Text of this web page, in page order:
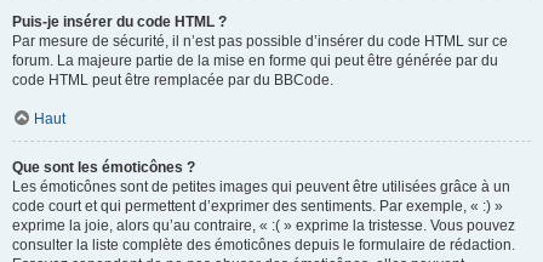
Puis-je insérer du code HTML ?
Par mesure de sécurité, il n’est pas possible d’insérer du code HTML sur ce
forum. La majeure partie de la mise en forme qui peut être générée par du
code HTML peut être remplacée par du BBCode.
Haut
Que sont les émoticônes ?
Les émoticônes sont de petites images qui peuvent être utilisées grâce à un
code court et qui permettent d’exprimer des sentiments. Par exemple, « :) »
exprime la joie, alors qu’au contraire, « :( » exprime la tristesse. Vous pouvez
consulter la liste complète des émoticônes depuis le formulaire de rédaction.